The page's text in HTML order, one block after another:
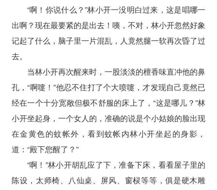
“啊！你说什么？”林小开一没明白过来，这是唱哪一
出啊？现在最要紧的是出去！咦，不对，林小开忽然好象
记起了什么，脑子里一片混乱，人竟然腿一软再次昏了过
去。
当林小开再次醒来时，一股淡淡的檀香味直冲他的鼻
孔，“啊嚏！”他忍不住打了个大喷嚏，才发现自己竟然已
经在一个十分宽敞但极不舒服的床上了，“这是哪儿？”林
小开坐起身，一个女人的，准确的说是个小姑娘的脸出现
在金黄色的蚊帐外，看到蚊帐内林小开坐起的身影，
道：“殿下您醒了？”
“啊！”林小开胡乱应了下，准备下床，看看屋子里的
陈设，太师椅、八仙桌、屏风、窗棂等等，俱是硬木雕